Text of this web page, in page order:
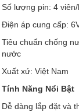
Số lượng pin: 4
Điện áp cung cấp:
Tiêu chuẩn chống
nước
Xuất xứ: Việt Nam
Tính Năng Nổi Bật
Dễ dàng lắp đặt và